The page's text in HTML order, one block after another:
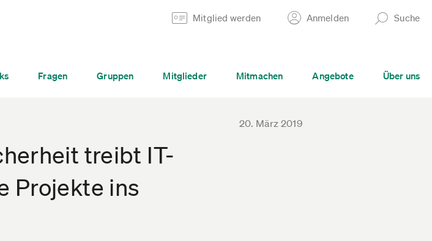
Mitglied werden Anmelden Suche
Fragen Gruppen Mitglieder Mitmachen Angebote Über uns
treibt IT-
Projekte ins
20. März 2019